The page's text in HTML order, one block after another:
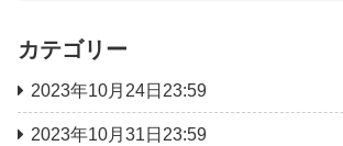
カテゴリー
2023年10月24日23:59
2023年10月31日23:59